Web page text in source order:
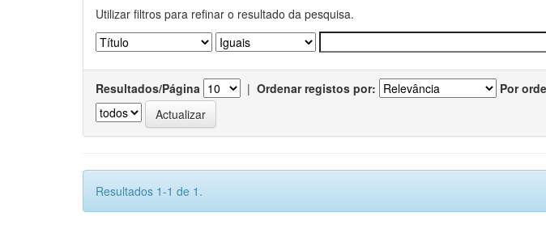
Utilizar filtros para refinar o resultado da pesquisa.
Resultados/Página | Ordenar registos por: Por
Resultados 1-1 de 1.